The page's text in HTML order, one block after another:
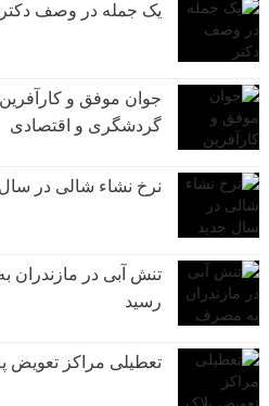
یک جمله در وصف دکتر
جوان موفق و
گردشگری و اقتصادی
نرخ نشاء شالی در
تنش آبی در مازندران
رسيد
تعطیلی مراکز تعویض